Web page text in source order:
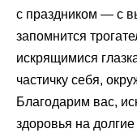
с праздником — с
запомнится
искрящимися
частичку себя,
Благодарим вас,
здоровья на